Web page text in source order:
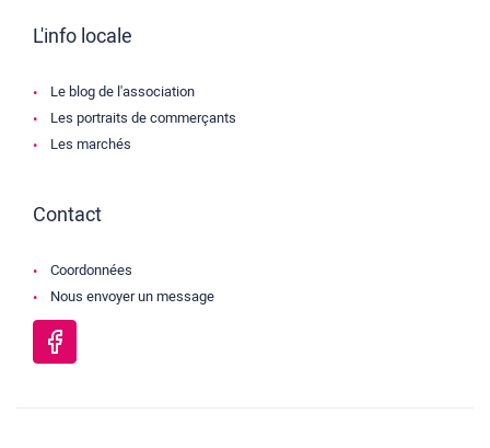
L'info locale
Le blog de l'association
Les portraits de commerçants
Les marchés
Contact
Coordonnées
Nous envoyer un message